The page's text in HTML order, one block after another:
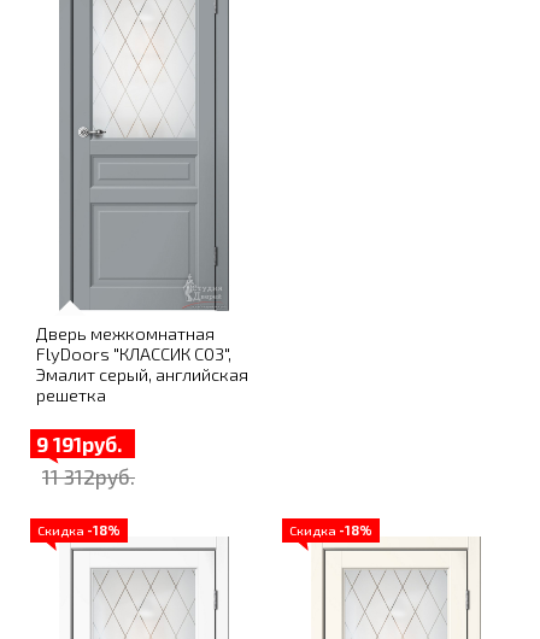
Дверь межкомнатная
FlyDoors "КЛАССИК C03",
Эмалит серый, английская
решетка
9 191руб.
11 312руб.
Скидка -18% Скидка -18%